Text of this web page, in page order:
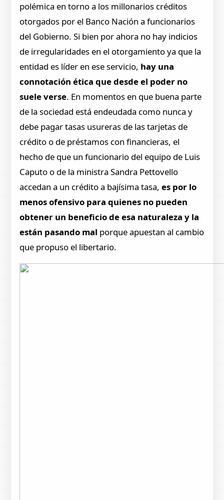
polémica en torno a los millonarios créditos
otorgados por el Banco Nación a funcionarios
del Gobierno. Si bien por ahora no hay indicios
de irregularidades en el otorgamiento ya que la
entidad es líder en ese servicio, hay una
connotación ética que desde el poder no
suele verse. En momentos en que buena parte
de la sociedad está endeudada como nunca y
debe pagar tasas usureras de las tarjetas de
crédito o de préstamos con financieras, el
hecho de que un funcionario del equipo de Luis
Caputo o de la ministra Sandra Pettovello
accedan a un crédito a bajísima tasa,es por lo
menos ofensivo para quienes no pueden
obtener un beneficio de esa naturaleza y la
están pasando mal porque apuestan al cambio
que propuso el libertario.